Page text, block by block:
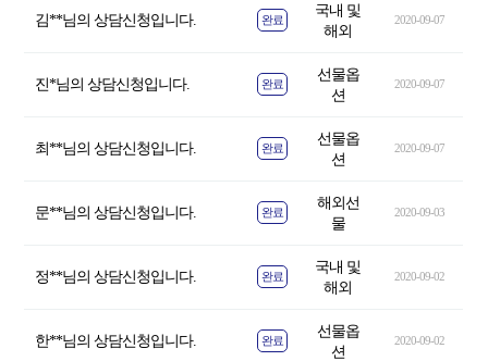
김**님의 상담신청입니다. 완료
국내 및
해외
2020-09-07
진*님의 상담신청입니다. 완료
선물옵
션
2020-09-07
최**님의 상담신청입니다. 완료
선물옵
션
2020-09-07
문**님의 상담신청입니다. 완료
해외선
물
2020-09-03
정**님의 상담신청입니다. 완료
국내 및
해외
2020-09-02
한**님의 상담신청입니다. 완료
선물옵
션
2020-09-02